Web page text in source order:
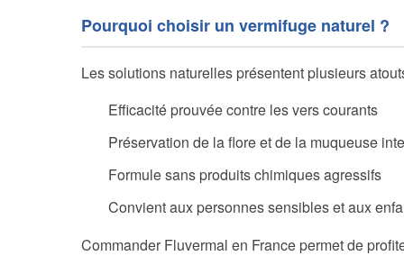
Pourquoi choisir un vermifuge naturel ?
Les solutions naturelles présentent plusieurs
Efficacité prouvée contre les vers courants
Préservation de la flore et de la muqueuse
Formule sans produits chimiques agressifs
Convient aux personnes sensibles et aux
Commander Fluvermal en France permet de